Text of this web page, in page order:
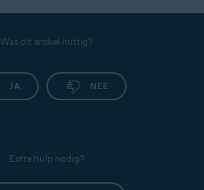
Was dit artikel nuttig?
JA NEE
Extra hulp nodig?